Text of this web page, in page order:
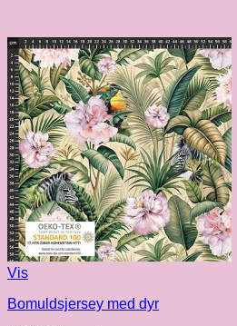
Vis
Bomuldsjersey med dyr